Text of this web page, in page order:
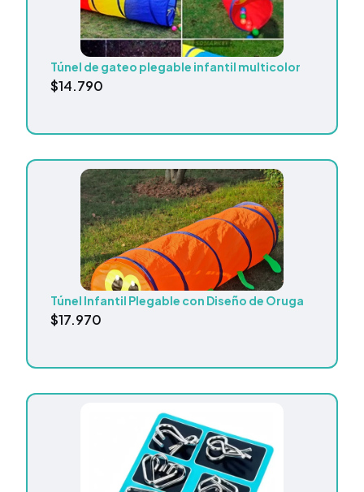
Túnel de gateo plegable infantil multicolor
$14.790
Túnel Infantil Plegable con Diseño de Oruga
$17.970